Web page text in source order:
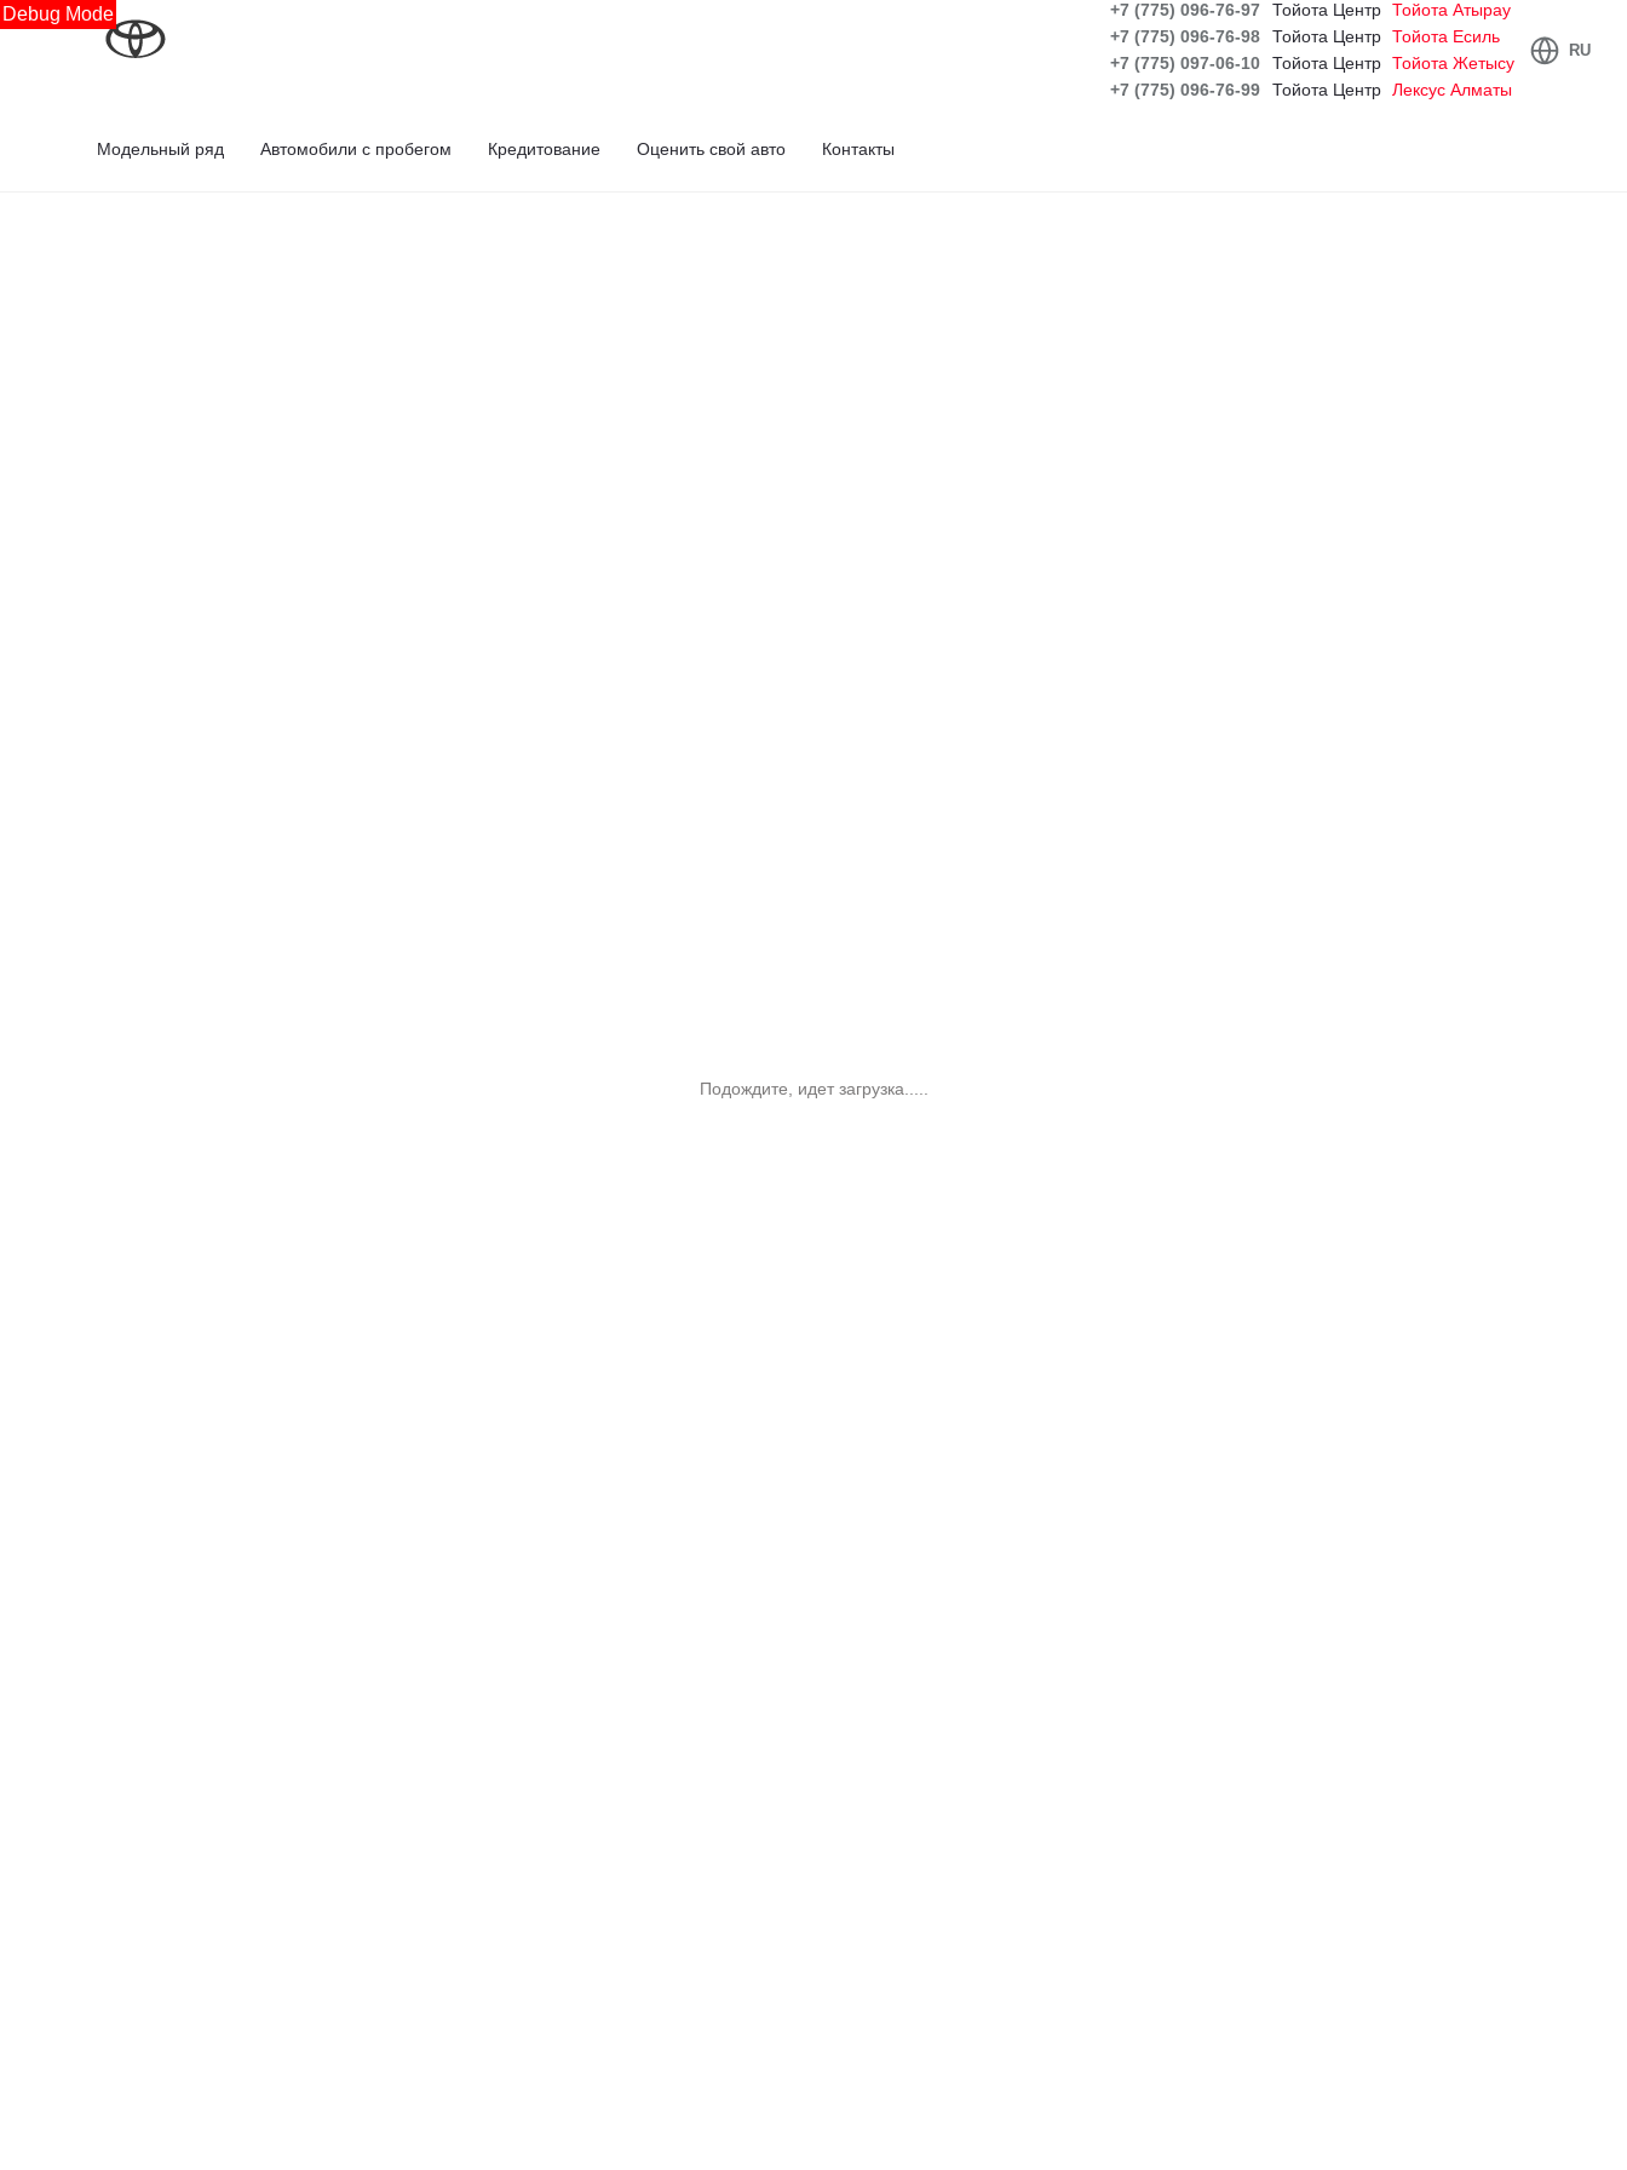
Debug Mode +7 (775) 096-76-97 Тойота Центр Тойота Атырау
+7 (775) 096-76-98
Тойота Центр Тойота Есиль
+7 (775) 097-06-10
Тойота Центр Тойота Жетысу
+7 (775) 096-76-99
Тойота Центр Лексус Алматы
RU
Модельный ряд Автомобили с пробегом Кредитование Оценить свой авто Контакты
Подождите, идет загрузка.....